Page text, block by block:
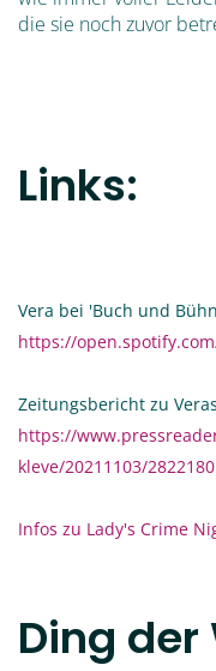
die sie noch zuvor
Links:
Vera bei 'Buch und
https://
Zeitungsbericht zu
https://
kleve/20211103/
Infos zu Lady's Crime
Ding der